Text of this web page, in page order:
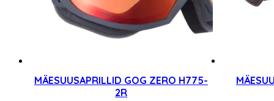
MÄESUUSAPRILLID GOG ZERO H775-
2R